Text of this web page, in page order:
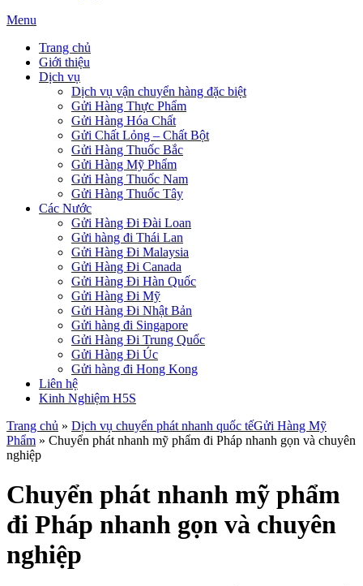
Menu
Trang chủ
Giới thiệu
Dịch vụ
Dịch vụ vận chuyển hàng đặc biệt
Gửi Hàng Thực Phẩm
Gửi Hàng Hóa Chất
Gửi Chất Lỏng – Chất Bột
Gửi Hàng Thuốc Bắc
Gửi Hàng Mỹ Phẩm
Gửi Hàng Thuốc Nam
Gửi Hàng Thuốc Tây
Các Nước
Gửi Hàng Đi Đài Loan
Gửi hàng đi Thái Lan
Gửi Hàng Đi Malaysia
Gửi Hàng Đi Canada
Gửi Hàng Đi Hàn Quốc
Gửi Hàng Đi Mỹ
Gửi Hàng Đi Nhật Bản
Gửi hàng đi Singapore
Gửi Hàng Đi Trung Quốc
Gửi Hàng Đi Úc
Gửi hàng đi Hong Kong
Liên hệ
Kinh Nghiệm H5S
Trang chủ » Dịch vụ chuyển phát nhanh quốc tếGửi Hàng Mỹ
Phẩm » Chuyển phát nhanh mỹ phẩm đi Pháp nhanh gọn và chuyên
nghiệp
Chuyển phát nhanh mỹ phẩm
đi Pháp nhanh gọn và chuyên
nghiệp